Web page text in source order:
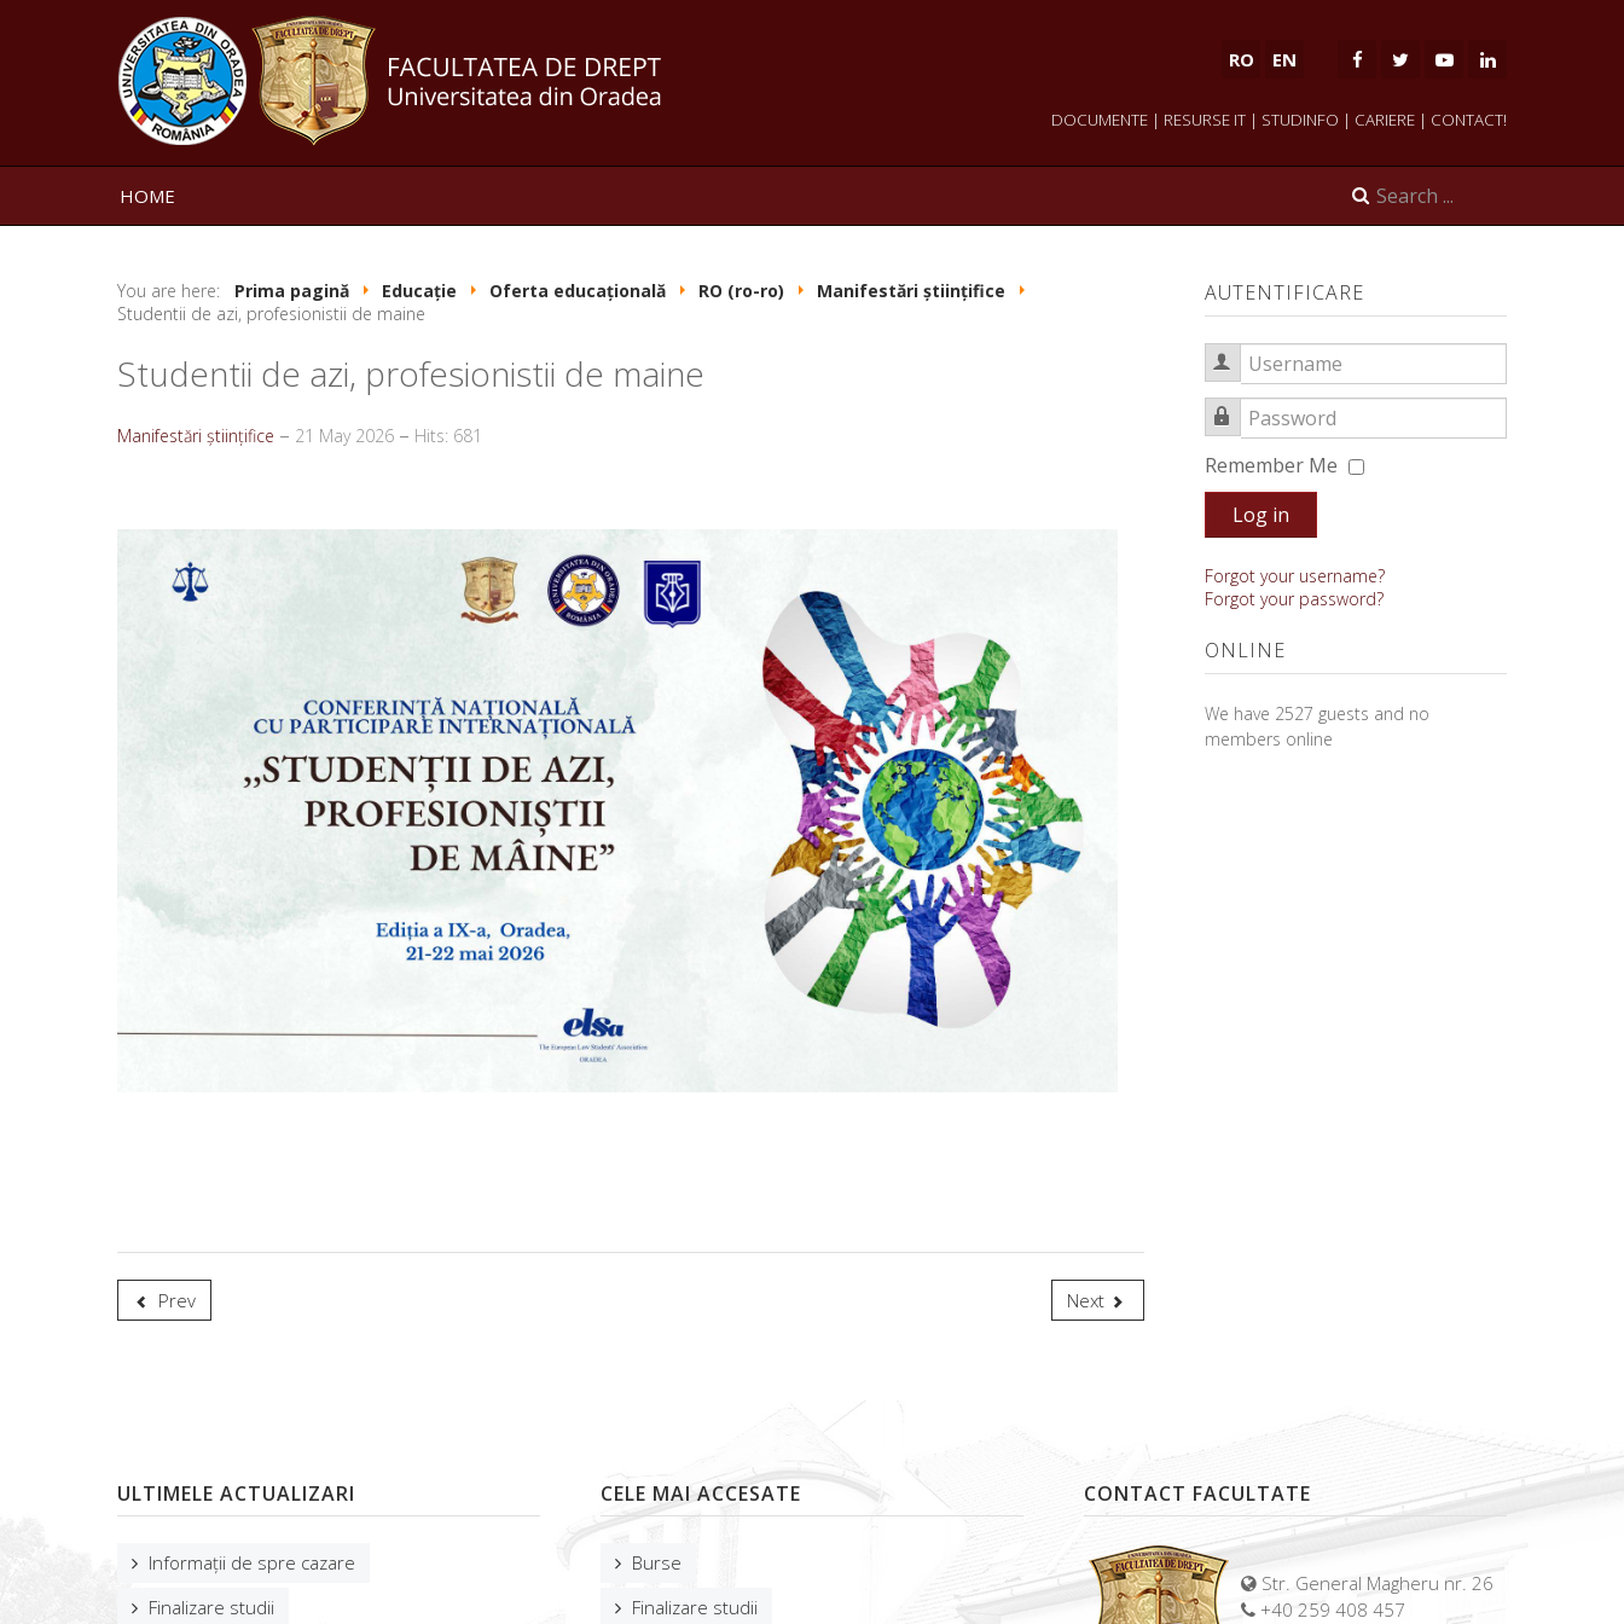
RO EN
DOCUMENTE | RESURSE IT | STUDINFO | CARIERE | CONTACT!
HOME
You are here: Prima pagină Educație Oferta educațională RO (ro-ro)
Manifestări științifice
Studentii de azi, profesionistii de maine
Studentii de azi, profesionistii de maine
Manifestări științifice 21 May 2026 Hits: 681
Prev Next
AUTENTIFICARE
Username
Password
Remember Me
Log in
Forgot your username?
Forgot your password?
ONLINE
We have 2527 guests and no
members online
ULTIMELE ACTUALIZARI
Informații de spre cazare
Finalizare studii
CELE MAI ACCESATE
Burse
Finalizare studii
CONTACT FACULTATE
Str. General Magheru nr. 26
+40 259 408 457